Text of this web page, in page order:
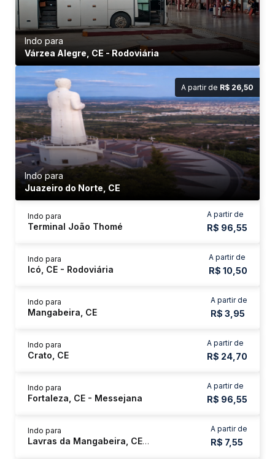
Indo para
Várzea Alegre, CE - Rodoviária
A partir de R$ 26,50
Indo para
Juazeiro do Norte, CE
A partir de
R$ 96,55
Indo para
Terminal João Thomé
A partir de
R$ 10,50
Indo para
Icó, CE - Rodoviária
A partir de
R$ 3,95
Indo para
Mangabeira, CE
A partir de
R$ 24,70
Indo para
Crato, CE
A partir de
R$ 96,55
Indo para
Fortaleza, CE - Messejana
A partir de
R$ 7,55
Indo para
Lavras da Mangabeira, CE - Rodoviária